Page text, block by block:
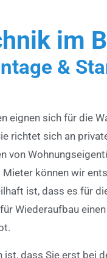
im
&
eignen sich für die
richtet sich an
von
können wir
ist, dass es für
Wiederaufbau
ist, dass Sie erst bei